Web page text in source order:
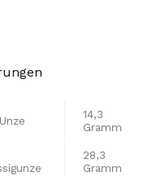
14,3
Gramm
28,3
Gramm